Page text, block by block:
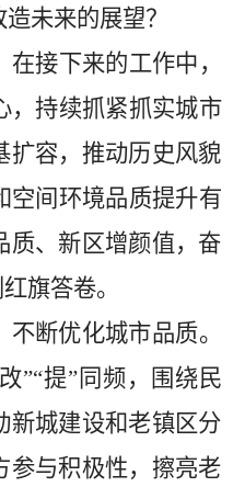
未来的展望？
在接下来的工作中，
，持续抓紧抓实城市
扩容，推动历史风貌
空间环境品质提升有
质、新区增颜值，奋
旗答卷。
断优化城市品质。
”“提”同频，围绕民
新城建设和老镇区分
参与积极性，擦亮老